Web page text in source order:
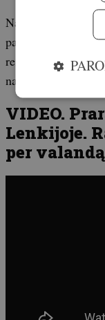
Naujasis peilis
patogumas
reikės palikti
naująjį švedų
VIDEO.
Lenkijoje.
per